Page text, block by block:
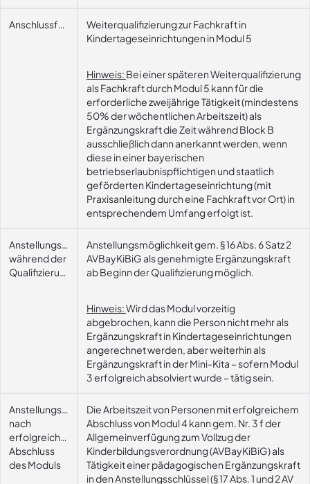
AnschlussfähigkeitWeiterqualifizierung zur Fachkraft in
Kindertageseinrichtungen in Modul 5
Hinweis: Bei einer späteren Weiterqualifizierung
als Fachkraft durch Modul 5 kann für die
erforderliche zweijährige Tätigkeit (mindestens
50% der wöchentlichen Arbeitszeit) als
Ergänzungskraft die Zeit während Block B
ausschließlich dann anerkannt werden, wenn
diese in einer bayerischen
betriebserlaubnispflichtigen und staatlich
geförderten Kindertageseinrichtung (mit
Praxisanleitung durch eine Fachkraft vor Ort) in
entsprechendem Umfang erfolgt ist.
Anstellungsmöglichkeit
während der
Qualifizierung
Anstellungsmöglichkeit gem. § 16 Abs. 6 Satz 2
AVBayKiBiG als genehmigte Ergänzungskraft
ab Beginn der Qualifizierung möglich.
Hinweis:Wird das Modul vorzeitig
abgebrochen, kann die Person nicht mehr als
Ergänzungskraft in Kindertageseinrichtungen
angerechnet werden, aber weiterhin als
Ergänzungskraft in der Mini-Kita – sofern Modul
3 erfolgreich absolviert wurde – tätig sein.
Anstellungsmöglichkeit
nach
erfolgreichem
Abschluss
des Moduls
Die Arbeitszeit von Personen mit erfolgreichem
Abschluss von Modul 4 kann gem. Nr. 3 f der
Allgemeinverfügung zum Vollzug der
Kinderbildungsverordnung (AVBayKiBiG) als
Tätigkeit einer pädagogischen Ergänzungskraft
in den Anstellungsschlüssel (§ 17 Abs. 1 und 2 AV